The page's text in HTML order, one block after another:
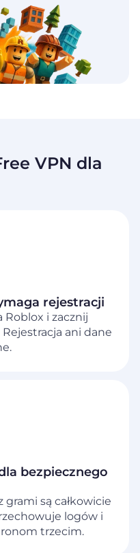
VPN dla
rejestracji
Roblox i zacznij
ani dane
bezpiecznego
grami są całkowicie
logów i
trzecim.